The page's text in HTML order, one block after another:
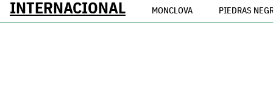
INTERNACIONAL MONCLOVA PIEDRAS